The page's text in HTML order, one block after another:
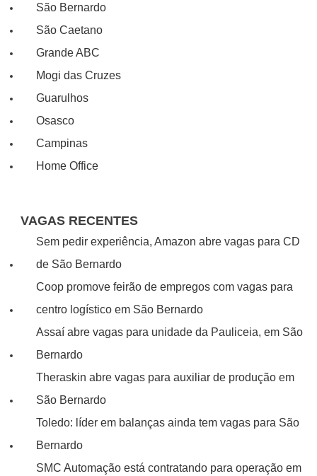
São Bernardo
São Caetano
Grande ABC
Mogi das Cruzes
Guarulhos
Osasco
Campinas
Home Office
VAGAS RECENTES
Sem pedir experiência, Amazon abre vagas para CD
de São Bernardo
Coop promove feirão de empregos com vagas para
centro logístico em São Bernardo
Assaí abre vagas para unidade da Pauliceia, em São
Bernardo
Theraskin abre vagas para auxiliar de produção em
São Bernardo
Toledo: líder em balanças ainda tem vagas para São
Bernardo
SMC Automação está contratando para operação em